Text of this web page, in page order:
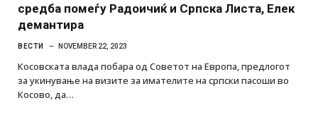
средба помеѓу Радоичиќ и Српска Листа, Елек
демантира
ВЕСТИ NOVEMBER 22, 2023
Косовската влада побара од Советот на Европа, предлогот
за укинување на визите за имателите на српски пасоши во
Косово, да…